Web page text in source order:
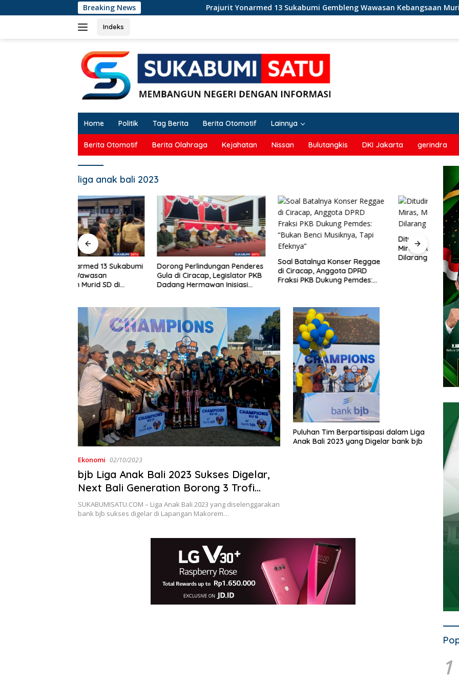
ke
Breaking News Prajurit Yonarmed 13 Sukabumi Gembleng Wawasan Kebangsaan Murid SD di
Indeks
Home Politik Tag Berita Berita Otomotif Lainnya
Berita Otomotif Berita Olahraga Kejahatan Nissan Bulutangkis DKI Jakarta gerindra
liga anak bali 2023
Dorong Perlindungan Penderes
Gula di Ciracap, Legislator PKB
Dadang Hermawan Inisiasi
Soal Batalnya Konser Reggae
di Ciracap, Anggota DPRD
Fraksi PKB Dukung Pemdes:
“Bukan Benci Musiknya, Tapi
Dituding Biang Narkoba dan
Miras, Musik Reggae Resmi
Dilarang di Ciracap Sukabumi!
dan
Ekonomi 02/10/2023
bjb Liga Anak Bali 2023 Sukses Digelar,
Next Bali Generation Borong 3 Trofi
Juara
SUKABUMISATU.COM – Liga Anak Bali 2023 yang diselenggarakan
bank bjb sukses digelar di Lapangan Makorem…
Puluhan Tim Berpartisipasi dalam Liga
Anak Bali 2023 yang Digelar bank bjb
1